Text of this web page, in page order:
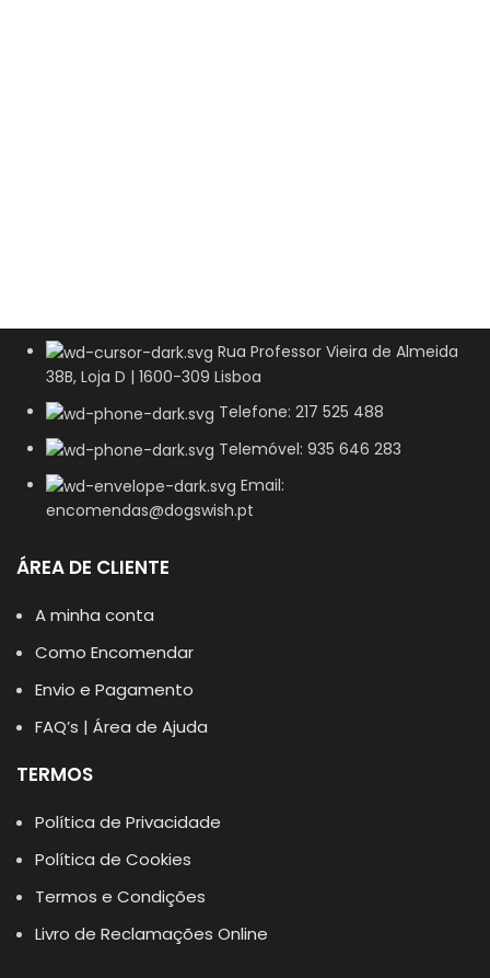
Rua Professor Vieira de Almeida
38B, Loja D | 1600-309 Lisboa
Telefone: 217 525 488
Telemóvel: 935 646 283
Email:
encomendas@dogswish.pt
ÁREA DE CLIENTE
A minha conta
Como Encomendar
Envio e Pagamento
FAQ’s | Área de Ajuda
TERMOS
Política de Privacidade
Política de Cookies
Termos e Condições
Livro de Reclamações Online